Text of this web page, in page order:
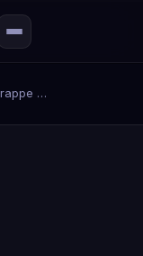
Botola Pro: Le MAS frappe fort : La première place et le soulier d'or en ligne de mire, Le Raja impose son rythme et son style devant le FUS